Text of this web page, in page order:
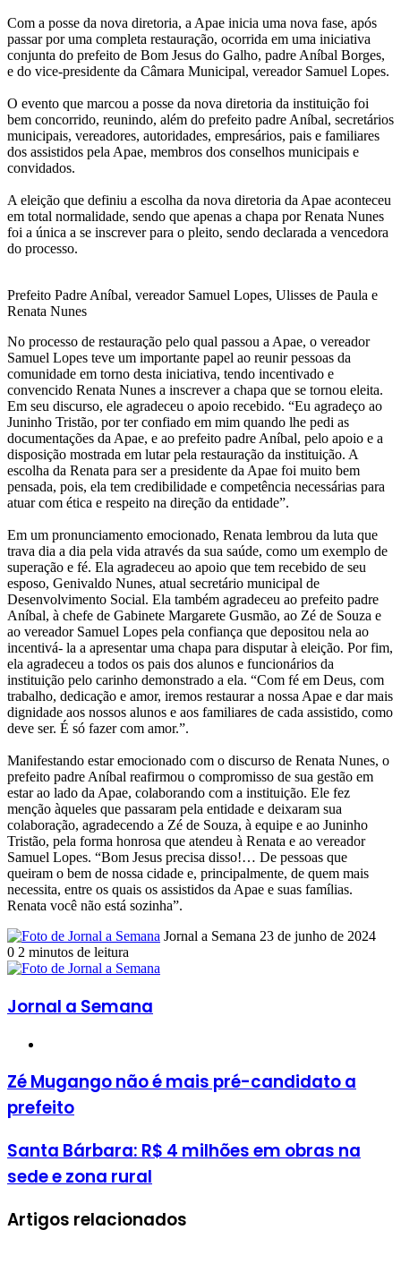
Com a posse da nova diretoria, a Apae inicia uma nova fase, após
passar por uma completa restauração, ocorrida em uma iniciativa
conjunta do prefeito de Bom Jesus do Galho, padre Aníbal Borges,
e do vice-presidente da Câmara Municipal, vereador Samuel Lopes.
O evento que marcou a posse da nova diretoria da instituição foi
bem concorrido, reunindo, além do prefeito padre Aníbal, secretários
municipais, vereadores, autoridades, empresários, pais e familiares
dos assistidos pela Apae, membros dos conselhos municipais e
convidados.
A eleição que definiu a escolha da nova diretoria da Apae aconteceu
em total normalidade, sendo que apenas a chapa por Renata Nunes
foi a única a se inscrever para o pleito, sendo declarada a vencedora
do processo.
Prefeito Padre Aníbal, vereador Samuel Lopes, Ulisses de Paula e
Renata Nunes
No processo de restauração pelo qual passou a Apae, o vereador
Samuel Lopes teve um importante papel ao reunir pessoas da
comunidade em torno desta iniciativa, tendo incentivado e
convencido Renata Nunes a inscrever a chapa que se tornou eleita.
Em seu discurso, ele agradeceu o apoio recebido. “Eu agradeço ao
Juninho Tristão, por ter confiado em mim quando lhe pedi as
documentações da Apae, e ao prefeito padre Aníbal, pelo apoio e a
disposição mostrada em lutar pela restauração da instituição. A
escolha da Renata para ser a presidente da Apae foi muito bem
pensada, pois, ela tem credibilidade e competência necessárias para
atuar com ética e respeito na direção da entidade”.
Em um pronunciamento emocionado, Renata lembrou da luta que
trava dia a dia pela vida através da sua saúde, como um exemplo de
superação e fé. Ela agradeceu ao apoio que tem recebido de seu
esposo, Genivaldo Nunes, atual secretário municipal de
Desenvolvimento Social. Ela também agradeceu ao prefeito padre
Aníbal, à chefe de Gabinete Margarete Gusmão, ao Zé de Souza e
ao vereador Samuel Lopes pela confiança que depositou nela ao
incentivá- la a apresentar uma chapa para disputar à eleição. Por fim,
ela agradeceu a todos os pais dos alunos e funcionários da
instituição pelo carinho demonstrado a ela. “Com fé em Deus, com
trabalho, dedicação e amor, iremos restaurar a nossa Apae e dar mais
dignidade aos nossos alunos e aos familiares de cada assistido, como
deve ser. É só fazer com amor.”.
Manifestando estar emocionado com o discurso de Renata Nunes, o
prefeito padre Aníbal reafirmou o compromisso de sua gestão em
estar ao lado da Apae, colaborando com a instituição. Ele fez
menção àqueles que passaram pela entidade e deixaram sua
colaboração, agradecendo a Zé de Souza, à equipe e ao Juninho
Tristão, pela forma honrosa que atendeu à Renata e ao vereador
Samuel Lopes. “Bom Jesus precisa disso!… De pessoas que
queiram o bem de nossa cidade e, principalmente, de quem mais
necessita, entre os quais os assistidos da Apae e suas famílias.
Renata você não está sozinha”.
Jornal a Semana Mande
23 de junho de 2024
0 2 minutos de leitura
Jornal a Semana
Zé
Mugango
não
pré-
candidato
a
Zé Mugango não é mais pré-candidato a
prefeito
Santa
Bárbara:
R$
milhões
em
Santa Bárbara: R$ 4 milhões em obras na
sede e zona rural
Artigos relacionados